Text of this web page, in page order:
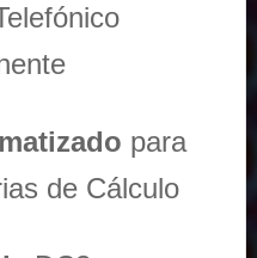
para
de Cálculo